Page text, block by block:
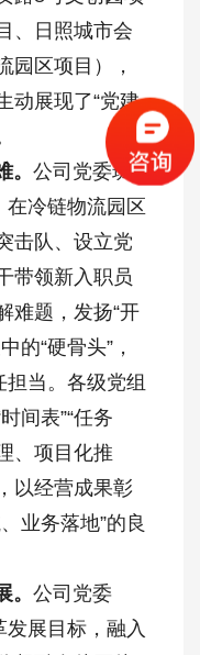
、日照城市会
园区项目），
动展现了“党建
公司党委班
在冷链物流园区
击队、设立党
带领新入职员
难题，发扬“开
的“硬骨头”，
担当。各级党组
间表”“任务
、项目化推
以经营成果彰
业务落地”的良
。 公司党委
发展目标，融入